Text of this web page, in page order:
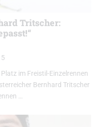
Tritscher:
im Freistil-Einzelrennen
Bernhard Tritscher
…